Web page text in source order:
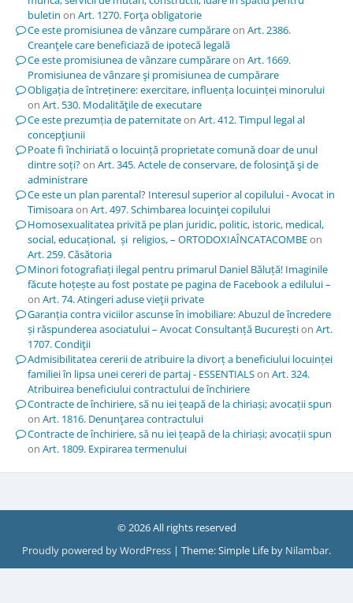
buletin on Art. 1270. Forţa obligatorie
Ce este promisiunea de vânzare cumpărareon Art. 2386.
Creanţele care beneficiază de ipotecă legală
Ce este promisiunea de vânzare cumpărareon Art. 1669.
Promisiunea de vânzare şi promisiunea de cumpărare
Obligația de întreținere: exercitare, influența locuinței minorului
on Art. 530. Modalităţile de executare
Ce este prezumția de paternitateon Art. 412. Timpul legal al
concepţiunii
Poate fi închiriată o locuință proprietate comună doar de unul
dintre soți?on Art. 345. Actele de conservare, de folosinţă şi de
administrare
Ce este un plan parental? Interesul superior al copilului - Avocat in
Timisoaraon Art. 497. Schimbarea locuinţei copilului
Homosexualitatea privită pe plan juridic, politic, istoric, medical,
social, educațional, și religios, – ORTODOXIAÎNCATACOMBEon
Art. 259. Căsătoria
Minori fotografiați ilegal pentru primarul Daniel Băluță! Imaginile
făcute hoțește au fost postate pe pagina de Facebook a edilului –
on Art. 74. Atingeri aduse vieţii private
Garanția contra viciilor ascunse în imobiliare: Abuzul de încredere
și răspunderea asociatului – Avocat Consultanță Bucureștion Art.
1707. Condiţii
Admisibilitatea cererii de atribuire la divorț a beneficiului locuinței
familiei în lipsa unei cereri de partaj - ESSENTIALSon Art. 324.
Atribuirea beneficiului contractului de închiriere
Contracte de închiriere, să nu iei țeapă de la chiriași; avocații spun
on Art. 1816. Denunţarea contractului
Contracte de închiriere, să nu iei țeapă de la chiriași; avocații spun
on Art. 1809. Expirarea termenului
© 2026 All rights reserved
Proudly powered by WordPress | Theme: Simple Life by Nilambar.